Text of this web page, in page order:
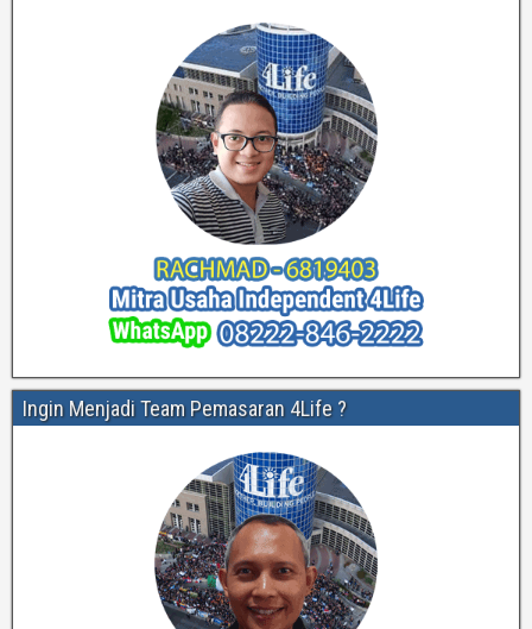
Ingin Menjadi Team Pemasaran 4Life ?